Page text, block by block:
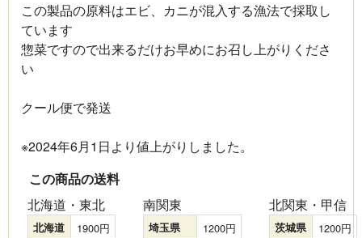
この製品の原料はエビ、カニが混入する漁法で採取し
ています
惣菜ですので出来るだけお早めにお召し上がりくださ
い
クール便で発送
※2024年6月1日より値上がりしました。
この商品の送料
北海道・東北
北海道 1900
南関東
埼玉県 1200
北関東・甲信
茨城県 1200